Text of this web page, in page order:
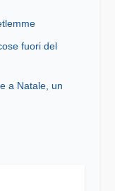
fuori del
a Natale, un